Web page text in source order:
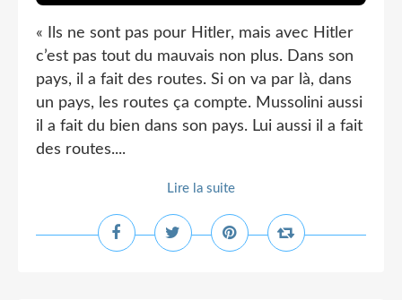
« Ils ne sont pas pour Hitler, mais avec Hitler
c’est pas tout du mauvais non plus. Dans son
pays, il a fait des routes. Si on va par là, dans
un pays, les routes ça compte. Mussolini aussi
il a fait du bien dans son pays. Lui aussi il a fait
des routes....
Lire la suite